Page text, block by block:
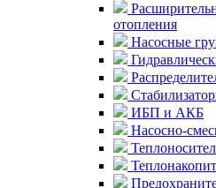
отопления
Насосные
ИБП и АКБ
Насосно-